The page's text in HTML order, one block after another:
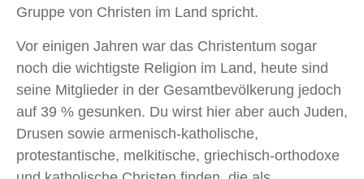
Gruppe von Christen im Land spricht.
Vor einigen Jahren war das Christentum sogar
noch die wichtigste Religion im Land, heute sind
seine Mitglieder in der Gesamtbevölkerung jedoch
auf 39 % gesunken. Du wirst hier aber auch Juden,
Drusen sowie armenisch-katholische,
protestantische, melkitische, griechisch-orthodoxe